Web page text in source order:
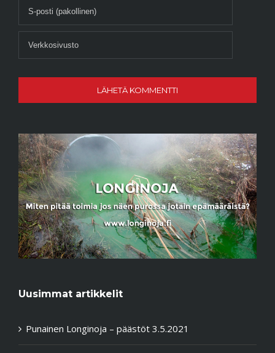
Uusimmat artikkelit
Punainen Longinoja – päästöt 3.5.2021